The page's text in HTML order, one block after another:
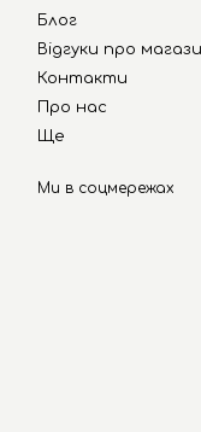
Блог
Відгуки про
Контакти
Про нас
Ще
Ми в соцмережах